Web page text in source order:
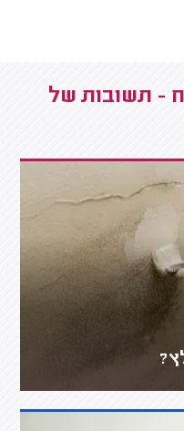
- תשובות של